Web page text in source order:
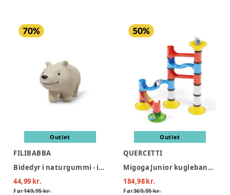
Outlet
FILIBABBA
Bidedyr i naturgummi - isbjørnen polly
44,99 kr.
Før149,95 kr.
Outlet
QUERCETTI
Migoga Junior kuglebane (31 dele)
184,98 kr.
Før369,95 kr.